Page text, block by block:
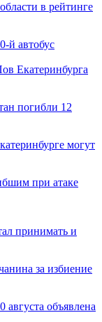
в рейтинге
й автобус
Екатеринбурга
погибли 12
могут
при атаке
принимать и
за избиение
объявлена